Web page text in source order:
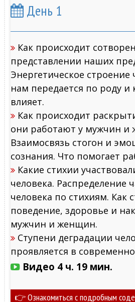
День 1
Как происходит
представлении наших
Энергетическое строение
нам передается по роду и
влияет.
Как происходит
они работают у мужчин и
Взаимосвязь стогон и
сознания. Что помогает
Какие стихии
человека. Распределение
человека по стихиям. Как
поведение, здоровье и
мужчин и женщин.
Ступени деградации
проявляется в
Видео 4 ч. 19 мин.
👉 Ознакомиться с подробным